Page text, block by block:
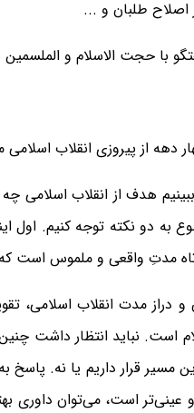
اصلاح طلبان و ...
با حجت الاسلام و الملسمین
دهه از پیروزی انقلاب
ببینیم هدف از انقلاب
به دو نکته توجه کنیم. اول
مدتِ واقعی و ملموس است
دراز مدت انقلاب اسلامی،
است. نباید انتظار داشت
مسیر قرار داریم یا نه.
عینی‌تر است، می‌توان داوری